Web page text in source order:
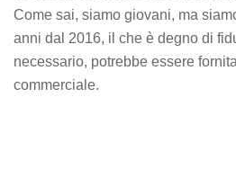
Come sai, siamo giovani, ma
anni dal 2016, il che è degno di
necessario, potrebbe essere
commerciale.